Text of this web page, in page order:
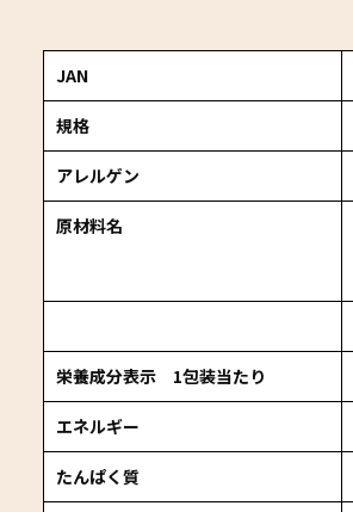
JAN
規格
アレルゲン
原材料名
栄養成分表示 1包装当たり
エネルギー
たんぱく質